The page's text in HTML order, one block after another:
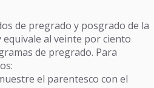
de pregrado y posgrado de la
equivale al veinte por ciento
de pregrado. Para
el parentesco con el